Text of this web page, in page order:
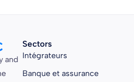
and
Sectors
Intégrateurs
Banque et assurance